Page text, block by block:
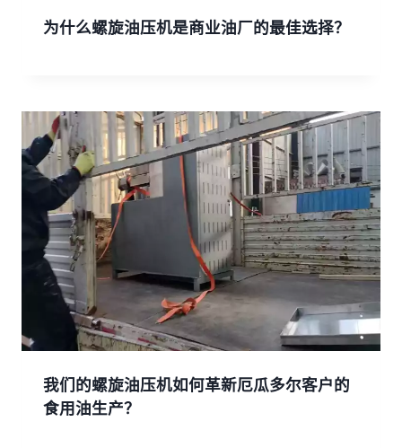
为什么螺旋油压机是商业油厂的最佳选择？
我们的螺旋油压机如何革新厄瓜多尔客户的
食用油生产？